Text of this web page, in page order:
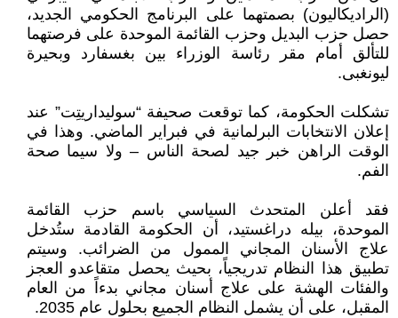
(الراديكاليون) بصمتهما على البرنامج الحكومي الجديد،
حصل حزب البديل وحزب القائمة الموحدة على فرصتهما
للتألق أمام مقر رئاسة الوزراء بين بغسفارد وبحيرة
ليونغبى.
تشكلت الحكومة، كما توقعت صحيفة “سوليداريتِت” عند
إعلان الانتخابات البرلمانية في فبراير الماضي. وهذا في
الوقت الراهن خبر جيد لصحة الناس – ولا سيما صحة
الفم.
فقد أعلن المتحدث السياسي باسم حزب القائمة
الموحدة، بيله دراغستيد، أن الحكومة القادمة ستُدخل
علاج الأسنان المجاني الممول من الضرائب. وسيتم
تطبيق هذا النظام تدريجياً، بحيث يحصل متقاعدو العجز
والفئات الهشة على علاج أسنان مجاني بدءاً من العام
المقبل، على أن يشمل النظام الجميع بحلول عام 2035.